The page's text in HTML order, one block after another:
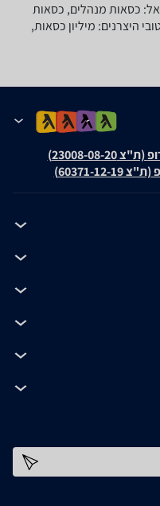
כסאות מנהלים, כסאות
היצרנים: מיליון כסאות,
08-20)
12-19)